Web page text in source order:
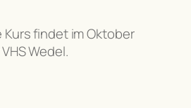
findet im Oktober
Wedel.